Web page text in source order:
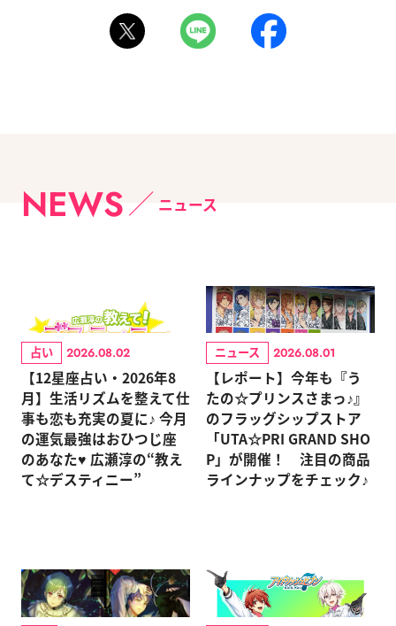
NEWS ニュース
占い 2026.08.02
【12星座占い・2026年8
月】生活リズムを整えて仕
事も恋も充実の夏に♪ 今月
の運気最強はおひつじ座
のあなた♥ 広瀬淳の“教え
て☆デスティニー”
ニュース 2026.08.01
【レポート】今年も『う
たの☆プリンスさまっ♪』
のフラッグシップストア
「UTA☆PRI GRAND SHO
P」が開催！ 注目の商品
ラインナップをチェック♪